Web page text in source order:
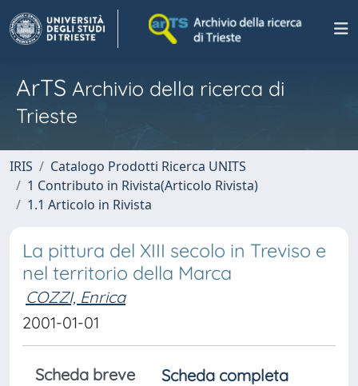
ArTS Archivio della ricerca di
Trieste
IRIS
Catalogo Prodotti Ricerca UNITS
1 Contributo in Rivista(Articolo Rivista)
1.1 Articolo in Rivista
La pittura del XIII secolo in Treviso e
nel territorio della Marca
COZZI, Enrica
2001-01-01
Scheda breve Scheda completa